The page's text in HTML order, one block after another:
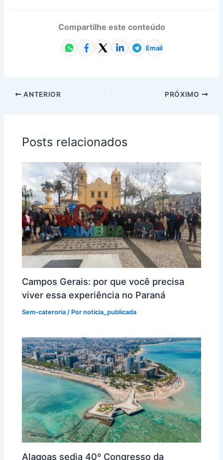
Compartilhe este conteúdo
Email
ANTERIOR PRÓXIMO
Posts relacionados
Campos Gerais: por que você precisa
viver essa experiência no Paraná
Sem-cateroria / Pornoticia_publicada
Alagoas sedia 40º Congresso da